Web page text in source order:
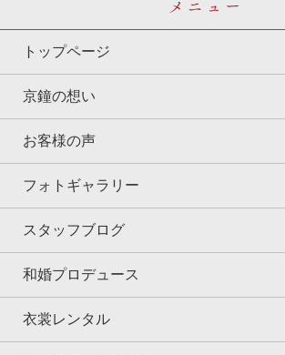
トップページ
京鐘の想い
お客様の声
フォトギャラリー
スタッフブログ
和婚プロデュース
衣裳レンタル